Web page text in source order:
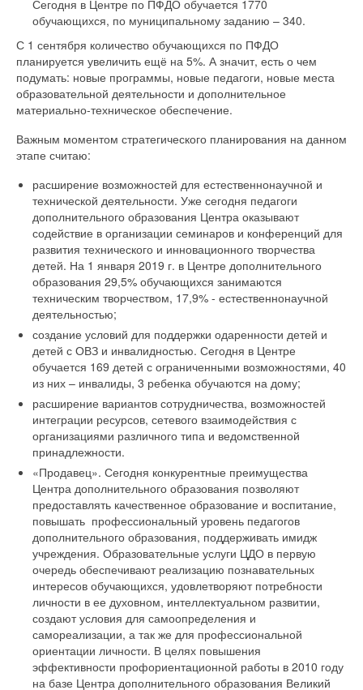
Сегодня в Центре по ПФДО обучается 1770
обучающихся, по муниципальному заданию – 340.
С 1 сентября количество обучающихся по ПФДО
планируется увеличить ещё на 5%. А значит, есть о чем
подумать: новые программы, новые педагоги, новые места
образовательной деятельности и дополнительное
материально-техническое обеспечение.
Важным моментом стратегического планирования на данном
этапе считаю:
расширение возможностей для естественнонаучной и
технической деятельности. Уже сегодня педагоги
дополнительного образования Центра оказывают
содействие в организации семинаров и конференций для
развития технического и инновационного творчества
детей. На 1 января 2019 г. в Центре дополнительного
образования 29,5% обучающихся занимаются
техническим творчеством, 17,9% - естественнонаучной
деятельностью;
создание условий для поддержки одаренности детей и
детей с ОВЗ и инвалидностью. Сегодня в Центре
обучается 169 детей с ограниченными возможностями, 40
из них – инвалиды, 3 ребенка обучаются на дому;
расширение вариантов сотрудничества, возможностей
интеграции ресурсов, сетевого взаимодействия с
организациями различного типа и ведомственной
принадлежности.
«Продавец». Сегодня конкурентные преимущества
Центра дополнительного образования позволяют
предоставлять качественное образование и воспитание,
повышать профессиональный уровень педагогов
дополнительного образования, поддерживать имидж
учреждения. Образовательные услуги ЦДО в первую
очередь обеспечивают реализацию познавательных
интересов обучающихся, удовлетворяют потребности
личности в ее духовном, интеллектуальном развитии,
создают условия для самоопределения и
самореализации, а так же для профессиональной
ориентации личности. В целях повышения
эффективности профориентационной работы в 2010 году
на базе Центра дополнительного образования Великий